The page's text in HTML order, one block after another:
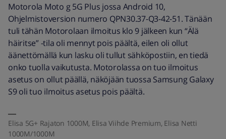
Motorola Moto g 5G Plus jossa Android 10,
Ohjelmistoversion numero QPN30.37-Q3-42-51. Tänään
tuli tähän Motorolaan ilmoitus klo 9 jälkeen kun “Älä
häiritse” -tila oli mennyt pois päältä, eilen oli ollut
äänettömällä kun lasku oli tullut sähköpostiin, en tiedä
onko tuolla vaikutusta. Motorolassa on tuo ilmoitus
asetus on ollut päällä, näköjään tuossa Samsung Galaxy
S9 oli tuo ilmoitus asetus pois päältä.
Elisa 5G+ Rajaton 1000M, Elisa Viihde Premium, Elisa Netti
1000M/1000M